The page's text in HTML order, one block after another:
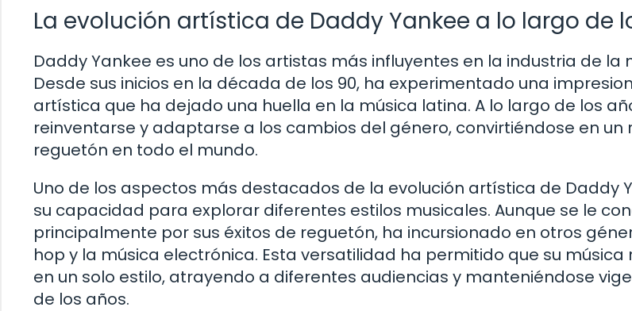
La evolución artística de Daddy Yankee a lo largo de
Daddy Yankee es uno de los artistas más influyentes en la industria de la
Desde sus inicios en la década de los 90, ha experimentado una
artística que ha dejado una huella en la música latina. A lo largo de los
reinventarse y adaptarse a los cambios del género, convirtiéndose en un
reguetón en todo el mundo.
Uno de los aspectos más destacados de la evolución artística de Daddy
su capacidad para explorar diferentes estilos musicales. Aunque se le
principalmente por sus éxitos de reguetón, ha incursionado en otros
hop y la música electrónica. Esta versatilidad ha permitido que su música
en un solo estilo, atrayendo a diferentes audiencias y manteniéndose
de los años.